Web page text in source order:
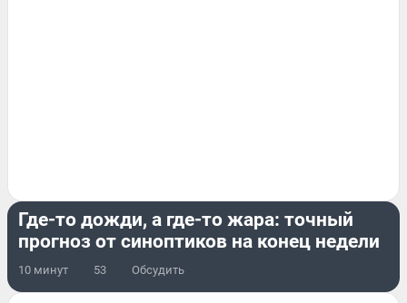
Где-то дожди, а где-то жара: точный
прогноз от синоптиков на конец недели
10 минут 53 Обсудить